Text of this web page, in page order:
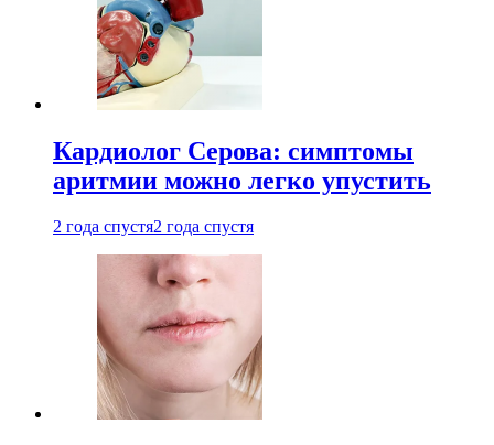
Кардиолог Серова: симптомы
аритмии можно легко упустить
2 года спустя2 года спустя